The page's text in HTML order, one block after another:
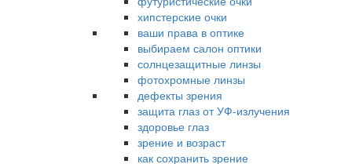
хипстерские очки
ваши права в оптике
выбираем салон оптики
солнцезащитные линзы
фотохромные линзы
дефекты зрения
защита глаз от УФ-излучения
здоровье глаз
зрение и возраст
как сохранить зрение